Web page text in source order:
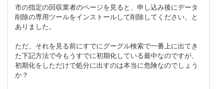
市の指定の回収業者のページを見ると、申し込み後にデータ
削除の専用ツールをインストールして削除してください、と
ありました。
ただ、それを見る前にすでにグーグル検索で一番上に出てき
た下記方法で今もうすでに初期化している最中なのですが、
初期化をしただけで処分に出すのは本当に危険なのでしょう
か？